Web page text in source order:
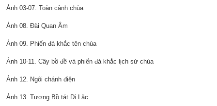
Ảnh 03-07. Toàn cảnh chùa
Ảnh 08. Đài Quan Âm
Ảnh 09. Phiến đá khắc tên chùa
Ảnh 10-11. Cây bồ đề và phiến đá khắc lịch sử chùa
Ảnh 12. Ngôi chánh điện
Ảnh 13. Tượng Bồ tát Di Lặc